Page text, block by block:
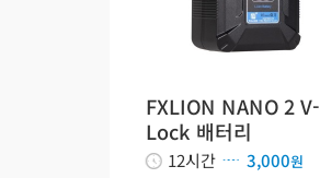
FXLION NANO 2 V-
Lock 배터리
12시간 3,000원